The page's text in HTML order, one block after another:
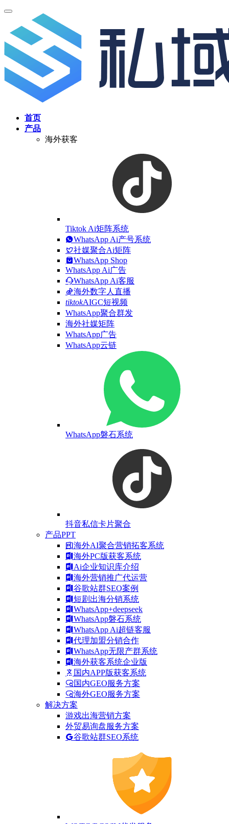
首页
产品
海外获客
Tiktok Ai矩阵系统
WhatsApp Ai产号系统
社媒聚合Ai矩阵
WhatsApp Shop
WhatsApp Ai广告
WhatsApp Ai客服
海外数字人直播
tiktokAIGC短视频
WhatsApp聚合群发
海外社媒矩阵
WhatsApp广告
WhatsApp云链
WhatsApp磐石系统
抖音私信卡片聚合
产品PPT
海外AI聚合营销拓客系统
海外PC版获客系统
Ai企业知识库介绍
海外营销推广代运营
谷歌站群SEO案例
短剧出海分销系统
WhatsApp+deepseek
WhatsApp磐石系统
WhatsApp Ai超链客服
代理加盟分销合作
WhatsApp无限产群系统
海外获客系统企业版
国内APP版获客系统
国内GEO服务方案
海外GEO服务方案
解决方案
游戏出海营销方案
外贸易询盘服务方案
谷歌站群SEO系统